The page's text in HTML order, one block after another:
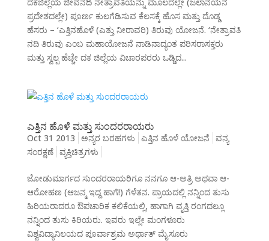
ದಕಜಿಲ್ಲೆಯ ಜೀವನದಿ ನೇತ್ರಾವತಿಯನ್ನು ಮೂಲದಲ್ಲೇ (ಜಲಾನಯನ
ಪ್ರದೇಶದಲ್ಲೇ) ಪೂರ್ಣ ಕುಲಗೆಡಿಸುವ ಕೆಲಸಕ್ಕೆ ಹೊಸ ಮತ್ತು ದೊಡ್ಡ
ಹೆಸರು – ‘ಎತ್ತಿನಹೊಳೆ (ಎತ್ತು ನೀರಾವರಿ) ತಿರುವು ಯೋಜನೆ. ‘ನೇತ್ರಾವತಿ
ನದಿ ತಿರುವು ಎಂಬ ಮಹಾಯೋಜನೆ ನಾಡಿನಾದ್ಯಂತ ಪರಿಸರಾಸಕ್ತರು
ಮತ್ತು ಸ್ವಲ್ಪ ಹೆಚ್ಚೇ ದಕ ಜಿಲ್ಲೆಯ ವಿಚಾರಪರರು ಒಡ್ಡಿದ...
ಎತ್ತಿನ ಹೊಳೆ ಮತ್ತು ಸುಂದರರಾಯರು
Oct 31 2013 ಅನ್ಯರ ಬರಹಗಳು ಎತ್ತಿನ ಹೊಳೆ ಯೋಜನೆ ವನ್ಯ
ಸಂರಕ್ಷಣೆ ವ್ಯಕ್ತಿಚಿತ್ರಗಳು
ಜೋಡುಮಾರ್ಗದ ಸುಂದರರಾಯರಿಗೂ ನನಗೂ ಆ-ಅತ್ರಿ ಅಥವಾ ಆ-
ಆರೋಹಣ (ಆಜನ್ಮ ಇದ್ದ ಹಾಗೆ!) ಗೆಳೆತನ. ಪ್ರಾಯದಲ್ಲಿ ನನ್ನಿಂದ ತುಸು
ಹಿರಿಯರಾದರೂ ಔಪಚಾರಿಕ ಕಲಿಕೆಯಲ್ಲಿ, ಹಾಗಾಗಿ ವೃತ್ತಿ ರಂಗದಲ್ಲೂ
ನನ್ನಿಂದ ತುಸು ಕಿರಿಯರು. ಇವರು ಇಲ್ಲೇ ಮಂಗಳೂರು
ವಿಶ್ವವಿದ್ಯಾನಿಲಯದ ಪೂರ್ವಾಶ್ರಮ ಅರ್ಥಾತ್ ಮೈಸೂರು